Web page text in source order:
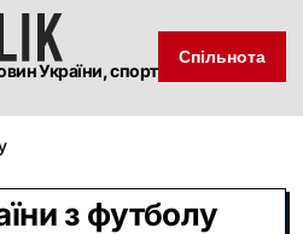
України, спорт
Спільнота
з футболу